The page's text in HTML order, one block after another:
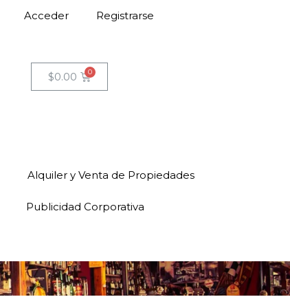
Acceder Registrarse
$0.00
Alquiler y Venta de Propiedades
Publicidad Corporativa